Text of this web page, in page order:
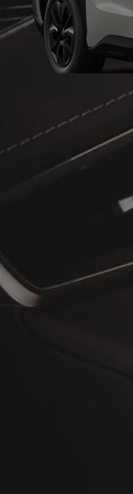
À partir de
ou financement à partir de